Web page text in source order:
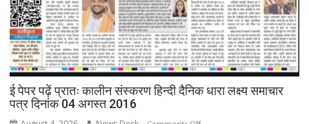
ई पेपर पढ़ें प्रातः कालीन संस्करण हिन्दी दैनिक धारा लक्ष्य समाचार
पत्र दिनांक 04 अगस्त 2016